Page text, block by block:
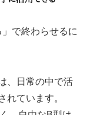
で終わらせるに
、日常の中で活
れています。